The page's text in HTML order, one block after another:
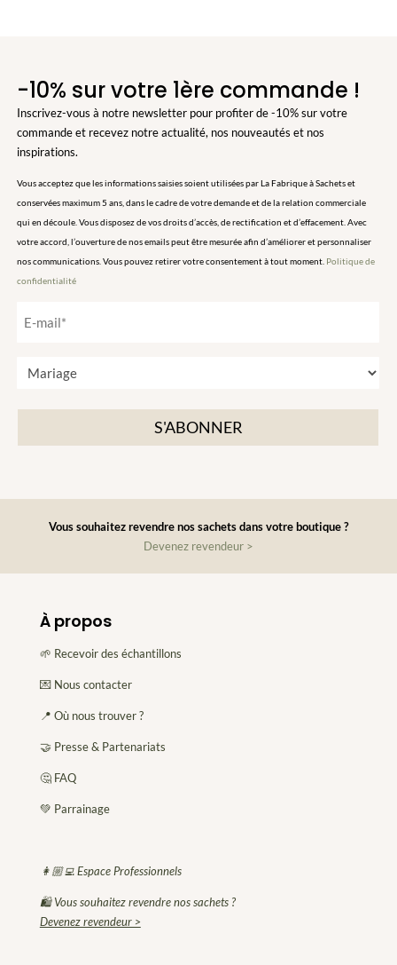
-10% sur votre 1ère commande !
Inscrivez-vous à notre newsletter pour profiter de -10% sur votre
commande et recevez notre actualité, nos nouveautés et nos
inspirations.
Vous acceptez que les informations saisies soient utilisées par La Fabrique à Sachets et
conservées maximum 5 ans, dans le cadre de votre demande et de la relation commerciale
qui en découle. Vous disposez de vos droits d’accès, de rectification et d’effacement. Avec
votre accord, l’ouverture de nos emails peut être mesurée afin d’améliorer et personnaliser
nos communications. Vous pouvez retirer votre consentement à tout moment. Politique de
confidentialité
l
d
v
Vous souhaitez revendre nos sachets dans votre boutique ?
Devenez revendeur >
À propos
🌱 Recevoir des échantillons
💌 Nous contacter
📍 Où nous trouver ?
🤝 Presse & Partenariats
🤔 FAQ
💚 Parrainage
👩🏼‍💻 Espace Professionnels
🛍 Vous souhaitez revendre nos sachets ?
Devenez revendeur >